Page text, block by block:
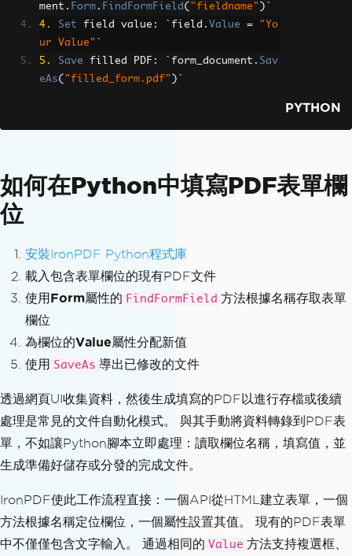
ment . Form . FindFormField ( "fieldname" )`
4.
Set field value : ` field . Value =
"Yo
ur Value" `
5.
Save filled PDF : ` form_document . Sav
eAs( "filled_form.pdf" )`
PYTHON
如何在Python中填寫PDF表單欄
位
安裝IronPDF Python程式庫
載入包含表單欄位的現有PDF文件
使用 Form屬性的 FindFormField 方法根據名稱存取表單
欄位
為欄位的Value屬性分配新值
使用 SaveAs 導出已修改的文件
透過網頁UI收集資料，然後生成填寫的PDF以進行存檔或後續
處理是常見的文件自動化模式。 與其手動將資料轉錄到PDF表
單，不如讓Python腳本立即處理：讀取欄位名稱，填寫值，並
生成準備好儲存或分發的完成文件。
IronPDF使此工作流程直接：一個API從HTML建立表單，一個
方法根據名稱定位欄位，一個屬性設置其值。 現有的PDF表單
中不僅僅包含文字輸入。 通過相同的 Value 方法支持複選框、